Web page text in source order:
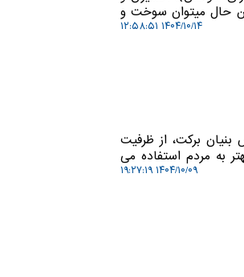
حال میتوان سوخت و
۱۴۰۴/۱۰/۱۴ ۱۲:۵۸:۵۱
بنیان برکت، از ظرفیت
به مردم استفاده می
۱۴۰۴/۱۰/۰۹ ۱۹:۲۷:۱۹